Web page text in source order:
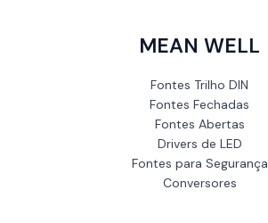
MEAN WELL
Fontes Trilho DIN
Fontes Fechadas
Fontes Abertas
Drivers de LED
Fontes para Segurança
Conversores